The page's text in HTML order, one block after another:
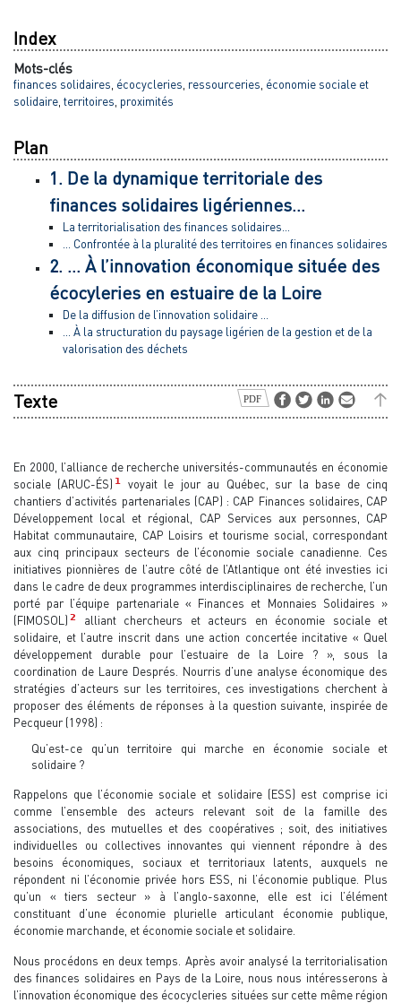
Index
Mots-clés
finances solidaires écocycleries ressourceries économie sociale et
solidaire territoires proximités
Plan
1. De la dynamique territoriale des
finances solidaires ligériennes…
La territorialisation des finances solidaires…
… Confrontée à la pluralité des territoires en finances solidaires
2. … À l’innovation économique située des
écocyleries en estuaire de la Loire
De la diffusion de l’innovation solidaire …
… À la structuration du paysage ligérien de la gestion et de la
valorisation des déchets
Texte
En 2000, l’alliance de recherche universités-communautés en économie
sociale (ARUC-ÉS) 1
voyait le jour au Québec, sur la base de cinq
chantiers d’activités partenariales (CAP) : CAP Finances solidaires, CAP
Développement local et régional, CAP Services aux personnes, CAP
Habitat communautaire, CAP Loisirs et tourisme social, correspondant
aux cinq principaux secteurs de l’économie sociale canadienne. Ces
initiatives pionnières de l’autre côté de l’Atlantique ont été investies ici
dans le cadre de deux programmes interdisciplinaires de recherche, l’un
porté par l’équipe partenariale « Finances et Monnaies Solidaires »
(FIMOSOL) 2
alliant chercheurs et acteurs en économie sociale et
solidaire, et l’autre inscrit dans une action concertée incitative « Quel
développement durable pour l’estuaire de la Loire ? », sous la
coordination de Laure Després. Nourris d’une analyse économique des
stratégies d’acteurs sur les territoires, ces investigations cherchent à
proposer des éléments de réponses à la question suivante, inspirée de
Pecqueur (1998) :
Qu’est-ce qu’un territoire qui marche en économie sociale et
solidaire ?
Rappelons que l’économie sociale et solidaire (ESS) est comprise ici
comme l’ensemble des acteurs relevant soit de la famille des
associations, des mutuelles et des coopératives ; soit, des initiatives
individuelles ou collectives innovantes qui viennent répondre à des
besoins économiques, sociaux et territoriaux latents, auxquels ne
répondent ni l’économie privée hors ESS, ni l’économie publique. Plus
qu’un « tiers secteur » à l’anglo-saxonne, elle est ici l’élément
constituant d’une économie plurielle articulant économie publique,
économie marchande, et économie sociale et solidaire.
Nous procédons en deux temps. Après avoir analysé la territorialisation
des finances solidaires en Pays de la Loire, nous nous intéresserons à
l’innovation économique des écocycleries situées sur cette même région